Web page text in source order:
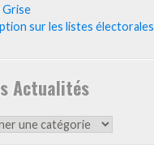
sur les listes électorales
Actualités